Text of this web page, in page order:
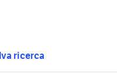
ricerca